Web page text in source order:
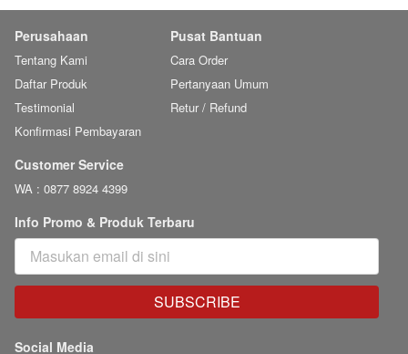
Perusahaan
Tentang Kami
Daftar Produk
Testimonial
Konfirmasi Pembayaran
Pusat Bantuan
Cara Order
Pertanyaan Umum
Retur / Refund
Customer Service
WA : 0877 8924 4399
Info Promo & Produk Terbaru
`
SUBSCRIBE
Social Media